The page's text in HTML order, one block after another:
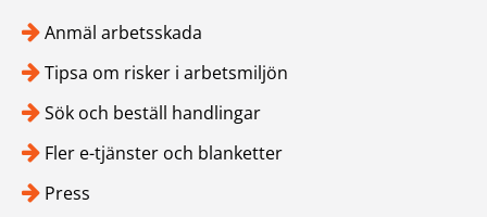
Anmäl arbetsskada
Tipsa om risker i arbetsmiljön
Sök och beställ handlingar
Fler e-tjänster och blanketter
Press